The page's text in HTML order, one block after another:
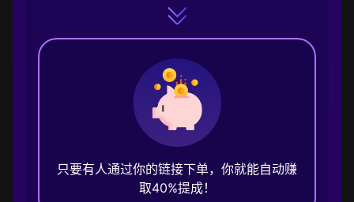
只要有人通过你的链接下单，你就能自动赚
取40%提成！